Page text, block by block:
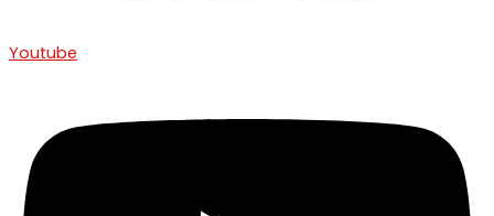
Youtube